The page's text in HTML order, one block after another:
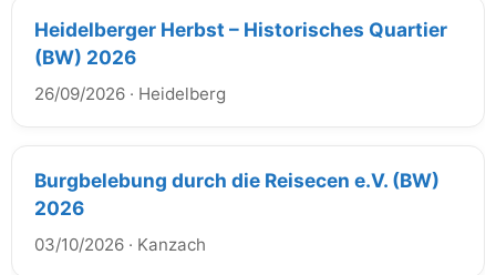
Heidelberger Herbst – Historisches Quartier
(BW) 2026
26/09/2026 · Heidelberg
Burgbelebung durch die Reisecen e.V. (BW)
2026
03/10/2026 · Kanzach